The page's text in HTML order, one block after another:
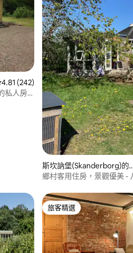
）
242 則評價中獲得 4.81 的平均評分（
4.81 (242)
私人房
斯坎訥堡(Skanderborg)的
源
鄉村客用住房，景觀優美 -
旅客精選
旅客精選